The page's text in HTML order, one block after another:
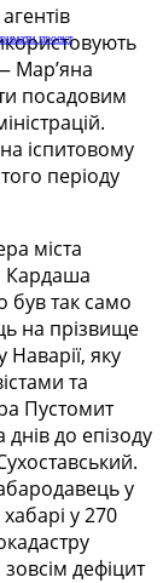
проект
Мар’яна
посадовим
іспитовому
періоду
міста
Кардаша
був так само
на прізвище
яку
та
Пустомит
днів до епізоду
у
у 270
дефіцит